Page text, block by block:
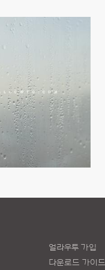
얼라우투 가입
다운로드 가이드